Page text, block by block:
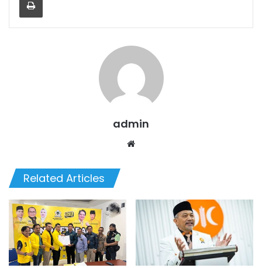
admin
Related Articles